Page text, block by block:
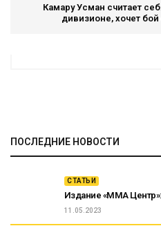
Камару Усман считает
дивизионе, хочет
ПОСЛЕДНИЕ НОВОСТИ
СТАТЬИ
Издание «ММА
11.05.2023